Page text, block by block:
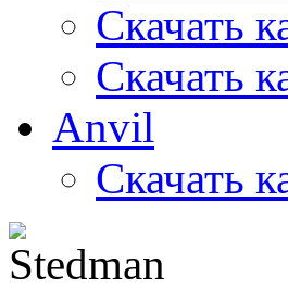
Скачать
Скачать
Anvil
Скачать